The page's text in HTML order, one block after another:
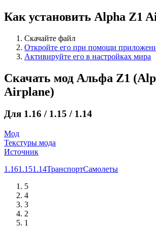
Как установить Alpha Z1
Скачайте файл
Откройте его при помощи
Активируйте его в настройках мира
Скачать мод Альфа Z1
Airplane)
Для 1.16 / 1.15 / 1.14
Мод
Текстуры мода
Источник
1.161.151.14ТранспортСамолеты
5
4
3
2
1